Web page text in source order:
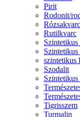
Pirit
Rodonit/
Rózsakvarc
Rutilkvarc
Szintetikus
Szintetikus
szintetikus
Szodalit
Tigrisszem
Turmalin